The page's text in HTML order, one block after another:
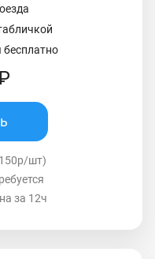
шт)
за 12ч